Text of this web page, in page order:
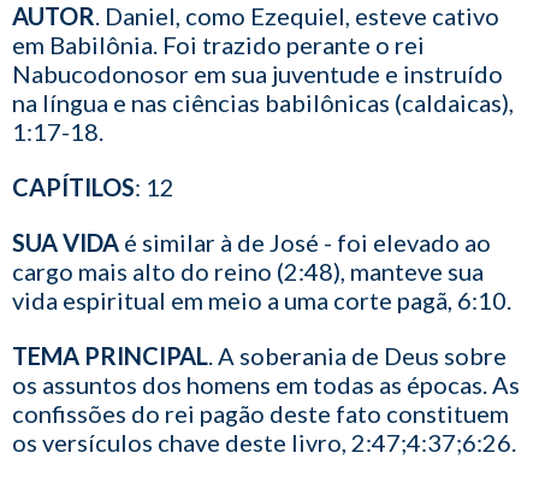
AUTOR. Daniel, como Ezequiel, esteve cativo
em Babilônia. Foi trazido perante o rei
Nabucodonosor em sua juventude e instruído
na língua e nas ciências babilônicas (caldaicas),
1:17-18.
CAPÍTILOS: 12
SUA VIDA é similar à de José - foi elevado ao
cargo mais alto do reino (2:48), manteve sua
vida espiritual em meio a uma corte pagã, 6:10.
TEMA PRINCIPAL. A soberania de Deus sobre
os assuntos dos homens em todas as épocas. As
confissões do rei pagão deste fato constituem
os versículos chave deste livro, 2:47;4:37;6:26.